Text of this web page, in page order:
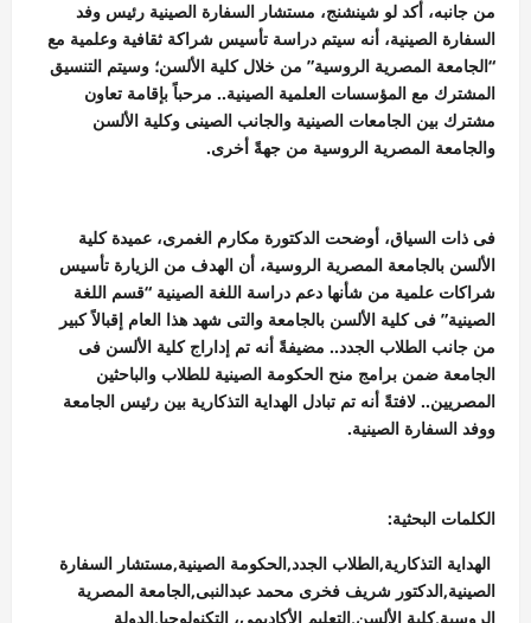
من جانبه، أكد لو شينشنج، مستشار السفارة الصينية رئيس وفد
السفارة الصينية، أنه سيتم دراسة تأسيس شراكة ثقافية وعلمية مع
“الجامعة المصرية الروسية” من خلال كلية الألسن؛ وسيتم التنسيق
المشترك مع المؤسسات العلمية الصينية.. مرحباً بإقامة تعاون
مشترك بين الجامعات الصينية والجانب الصينى وكلية الألسن
والجامعة المصرية الروسية من جهةً أخرى.
فى ذات السياق، أوضحت الدكتورة مكارم الغمرى، عميدة كلية
الألسن بالجامعة المصرية الروسية، أن الهدف من الزيارة تأسيس
شراكات علمية من شأنها دعم دراسة اللغة الصينية “قسم اللغة
الصينية” فى كلية الألسن بالجامعة والتى شهد هذا العام إقبالاً كبير
من جانب الطلاب الجدد.. مضيفةً أنه تم إداراج كلية الألسن فى
الجامعة ضمن برامج منح الحكومة الصينية للطلاب والباحثين
المصريين.. لافتةً أنه تم تبادل الهداية التذكارية بين رئيس الجامعة
ووفد السفارة الصينية.
الكلمات البحثية:
الهداية التذكارية,الطلاب الجدد,الحكومة الصينية,مستشار السفارة
الصينية,الدكتور شريف فخرى محمد عبدالنبى,الجامعة المصرية
الروسية,كلية الألسن,التعليم الأكاديمى، التكنولوجيا,الدولة